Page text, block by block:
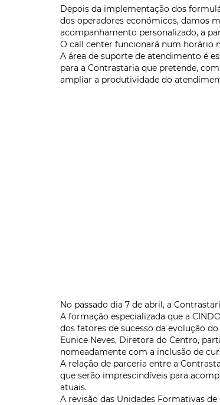
Depois da implementação dos
dos operadores económicos, damos
acompanhamento personalizado, a
O call center funcionará num horário
A área de suporte de atendimento é
para a Contrastaria que pretende,
ampliar a produtividade do
No passado dia 7 de abril, a
A formação especializada que a
dos fatores de sucesso da evolução
Eunice Neves, Diretora do Centro,
nomeadamente com a inclusão de
A relação de parceria entre a
que serão imprescindíveis para
atuais.
A revisão das Unidades Formativas